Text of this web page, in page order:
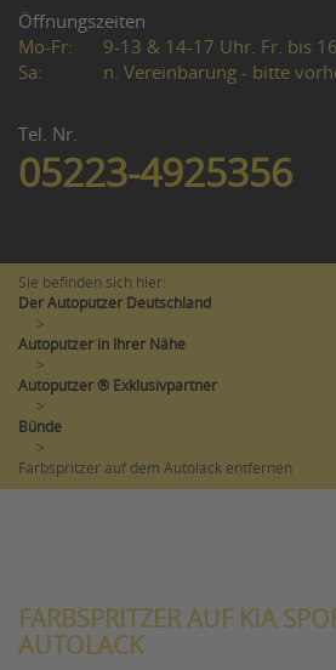
Öffnungszeiten
Mo-Fr:
9-13 & 14-17 Uhr. Fr. bis
Sa:
n. Vereinbarung - bitte
Tel. Nr.
05223-4925356
Sie befinden sich hier:
Der Autoputzer Deutschland
>
Autoputzer in Ihrer Nähe
>
Autoputzer ® Exklusivpartner
>
Bünde
>
Farbspritzer auf dem Autolack entfernen
FARBSPRITZER AUF KIA
AUTOLACK